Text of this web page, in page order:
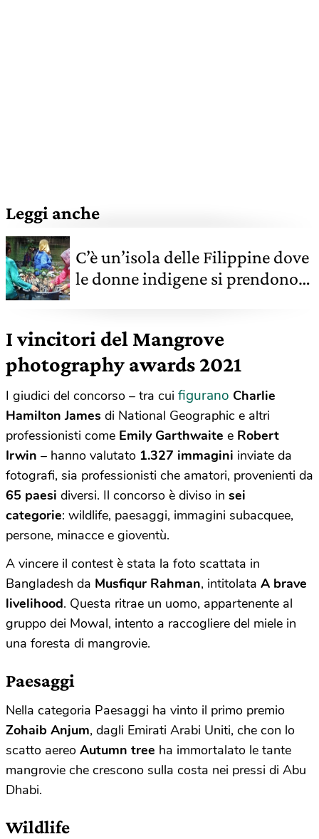
Leggi anche
C’è un’isola delle Filippine dove
le donne indigene si prendono
I vincitori del Mangrove
photography awards 2021
I giudici del concorso – tra cui figurano Charlie
Hamilton James di National Geographic e altri
professionisti come Emily Garthwaite e Robert
Irwin – hanno valutato 1.327 immagini inviate da
fotografi, sia professionisti che amatori, provenienti da
65 paesi diversi. Il concorso è diviso in sei
categorie: wildlife, paesaggi, immagini subacquee,
persone, minacce e gioventù.
A vincere il contest è stata la foto scattata in
Bangladesh da Musfiqur Rahman, intitolata A brave
livelihood. Questa ritrae un uomo, appartenente al
gruppo dei Mowal, intento a raccogliere del miele in
una foresta di mangrovie.
Paesaggi
Nella categoria Paesaggi ha vinto il primo premio
Zohaib Anjum, dagli Emirati Arabi Uniti, che con lo
scatto aereo Autumn tree ha immortalato le tante
mangrovie che crescono sulla costa nei pressi di Abu
Dhabi.
Wildlife